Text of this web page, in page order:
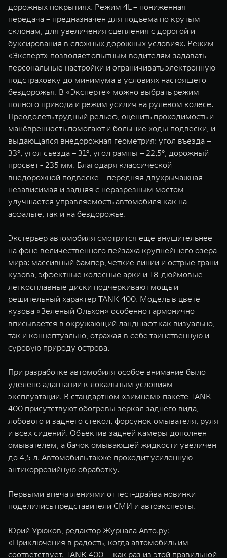
дорожных покрытиях. Режим 4L – пониженная
передача – предназначен для подъема по крутым
склонам, для увеличения сцепления с дорогой и
буксирования в сложных дорожных условиях. Режим
«Эксперт» позволяет опытным водителям задавать
персональные настройки и ограничивать электронную
подстраховку до минимума в условиях настоящего
бездорожья. В «Эксперте» можно выбрать режим
полного привода и режим усилия на рулевом колесе.
Преодолеть трудный рельеф, оценить проходимость и
манёвренность помогают и большие ходы подвески, и
выдающаяся внедорожная геометрия: угол въезда –
33°, угол съезда – 31°, угол рампы – 22,5°, дорожный
просвет - 235 мм. Благодаря классической
внедорожной подвеске – передняя двухрычажная
независимая и задняя с неразрезным мостом –
улучшается управляемость автомобиля как на
асфальте, так и на бездорожье.
Экстерьер автомобиля смотрится еще внушительнее
на фоне величественного пейзажа крупнейшего озера
мира: массивный бампер, четкие линии и острые грани
кузова, эффектные колесные арки и 18-дюймовые
легкосплавные диски подчеркивают мощь и
решительный характер TANK 400. Модель в цвете
кузова «Зеленый Ольхон» особенно гармонично
вписывается в окружающий ландшафт как визуально,
так и концептуально, отражая в себе таинственную и
суровую природу острова.
При разработке автомобиля особое внимание было
уделено адаптации к локальным условиям
эксплуатации. В стандартном «зимнем» пакете TANK
400 присутствуют обогревы зеркал заднего вида,
лобового и заднего стекол, форсунок омывателя, руля
и всех сидений. Объектив задней камеры дополнен
омывателем, а бачок омывающей жидкости увеличен
до 4,5 л. Автомобиль также проходит усиленную
антикоррозийную обработку.
Первыми впечатлениями от тест-драйва новинки
поделились представители СМИ и автоэксперты.
Юрий Урюков, редактор Журнала Авто.ру:
«Приключения в радость, когда автомобиль им
соответствует. TANK 400 — как раз из этой правильной